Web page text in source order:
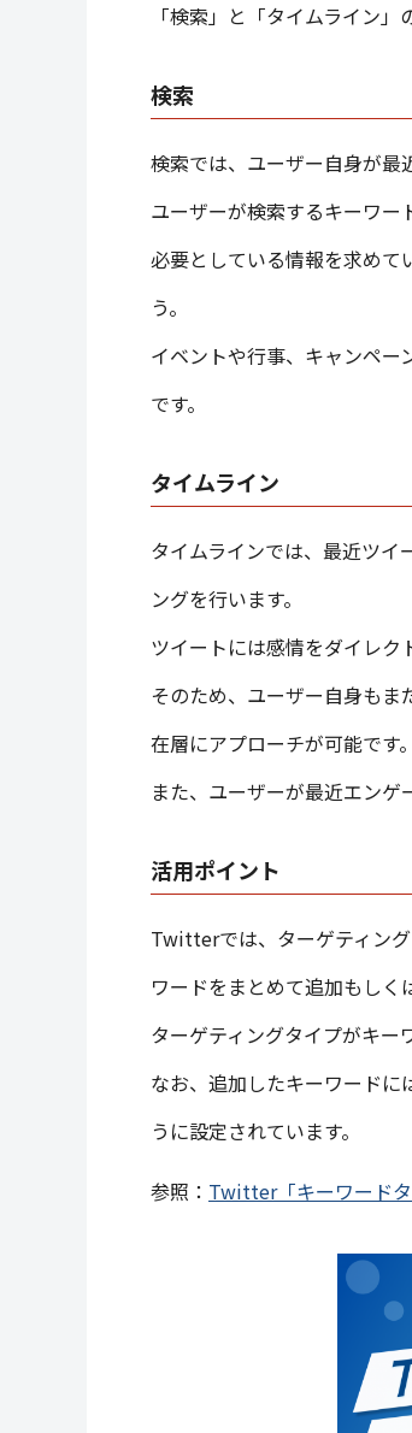
「検索」と「タイムライン
検索
検索では、ユーザー自身が最
ユーザーが検索するキーワー
必要としている情報を求めて
う。
イベントや行事、キャンペー
です。
タイムライン
タイムラインでは、最近ツイ
ングを行います。
ツイートには感情をダイレク
そのため、ユーザー自身も
在層にアプローチが可能です。
また、ユーザーが最近エンゲ
活用ポイント
Twitterでは、ターゲティン
ワードをまとめて追加もしく
ターゲティングタイプがキー
なお、追加したキーワード
うに設定されています。
参照： Twitter「キーワードタ